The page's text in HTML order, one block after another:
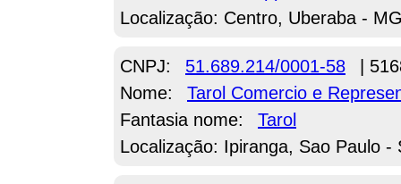
Localização: Centro, Uberaba -
CNPJ: 51.689.214/0001-58
|
Nome:
Tarol Comercio e
Fantasia nome:
Tarol
Localização: Ipiranga, Sao Paulo -